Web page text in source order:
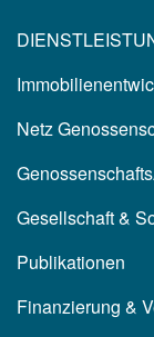
Netz
Gesellschaft &
Publikationen
Finanzierung &